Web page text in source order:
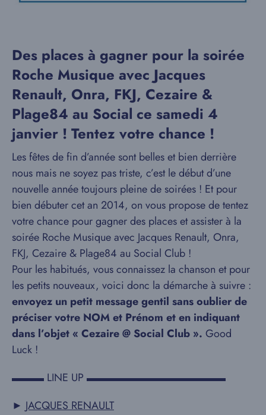
Des places à gagner pour la soirée
Roche Musique avec Jacques
Renault, Onra, FKJ, Cezaire &
Plage84 au Social ce samedi 4
janvier ! Tentez votre chance !
Les fêtes de fin d’année sont belles et bien derrière
nous mais ne soyez pas triste, c’est le début d’une
nouvelle année toujours pleine de soirées ! Et pour
bien débuter cet an 2014, on vous propose de tentez
votre chance pour gagner des places et assister à la
soirée Roche Musique avec Jacques Renault, Onra,
FKJ, Cezaire & Plage84 au Social Club !
Pour les habitués, vous connaissez la chanson et pour
les petits nouveaux, voici donc la démarche à suivre :
envoyez un petit message gentil sans oublier de
préciser votre NOM et Prénom et en indiquant
dans l’objet « Cezaire @ Social Club ». Good
Luck !
▬▬▬ LINE UP ▬▬▬▬▬▬▬▬▬▬▬▬▬
► JACQUES RENAULT